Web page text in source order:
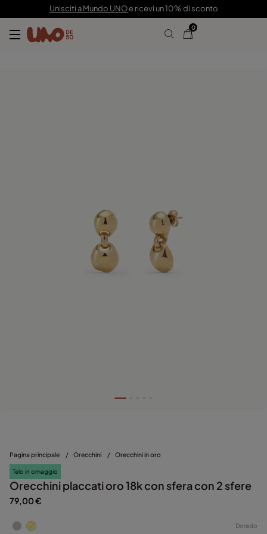
Unisciti a Mundo UNOe ricevi un 10% di sconto
0
Pagina principale / Orecchini / Orecchini in oro
Telo in omaggio
Orecchini placcati oro 18k con sfera con 2 sfere
79,00 €
Dorado